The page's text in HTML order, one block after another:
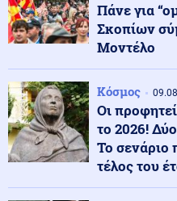
μπουκάρουν σε
Κοινωνία 09.08.2026
Κυκλοφοριακές
εκτέλεσης εργασιών
Πάνε για
Σκοπίων
Μοντέλο
Κόσμος
Οι
το 2026!
Το σενάριο
τέλος του